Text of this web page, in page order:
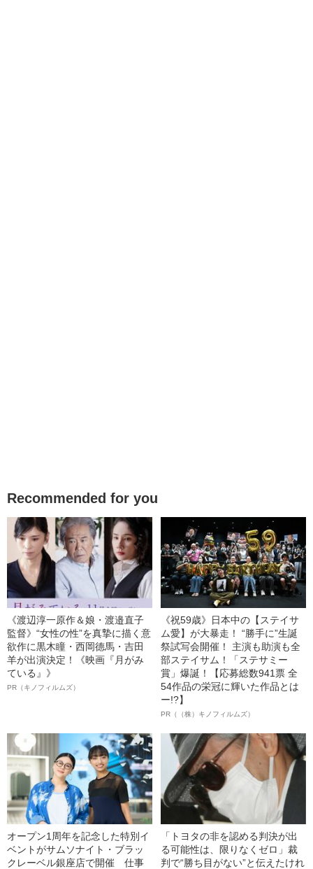
Recommended for you
《渡辺淳一原作＆娘・渡邉直子
監督》“女性の性”を真摯に描く意
欲作に黒木瞳・西岡德馬・吉田
羊が出演決定！《映画『月がみ
ている』》
PR（キノフィルムズ）
《祝59歳》日本中の【ステイサ
ム愛】が大暴走！ “勝手に”生誕
祭試写会開催！ 主演も助演も全
部ステイサム！「ステサミー
賞」爆誕！【応募総数941票 全
54作品の栄冠に輝いた作品とは
ー!?】
PR（（株）キノフィルムズ）
オープン1周年を記念した特別イ
ベントがサムソナイト・ブラッ
クレーベル銀座店で開催 仕事
「トヨタの非を認める判決が出
る可能性は、限りなくゼロ」裁
判で“勝ち目がない”と伝えたけれ